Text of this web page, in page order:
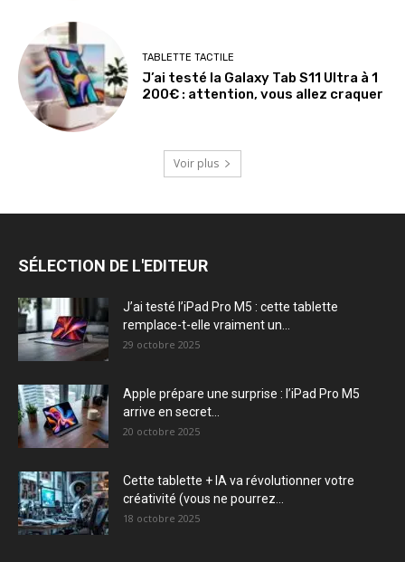
TABLETTE TACTILE
J’ai testé la Galaxy Tab S11 Ultra à 1
200€ : attention, vous allez craquer
Voir plus
SÉLECTION DE L'EDITEUR
J’ai testé l’iPad Pro M5 : cette tablette
remplace-t-elle vraiment un...
29 octobre 2025
Apple prépare une surprise : l’iPad Pro M5
arrive en secret...
20 octobre 2025
Cette tablette + IA va révolutionner votre
créativité (vous ne pourrez...
18 octobre 2025